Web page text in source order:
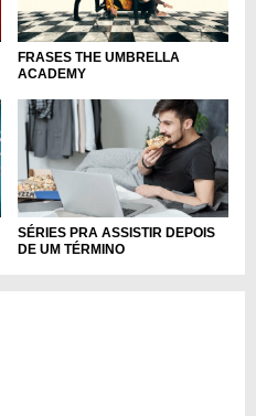
FRASES THE UMBRELLA
ACADEMY
SÉRIES PRA ASSISTIR DEPOIS
DE UM TÉRMINO